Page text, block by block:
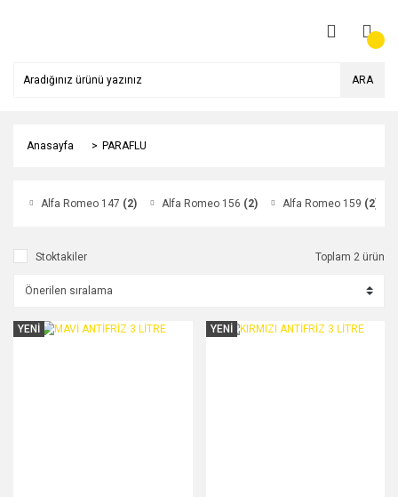
ARA
Anasayfa PARAFLU
Alfa Romeo 147 (2) Alfa Romeo 156 (2) Alfa Romeo 159 (2)
Stoktakiler Toplam 2 ürün
YENİ YENİ